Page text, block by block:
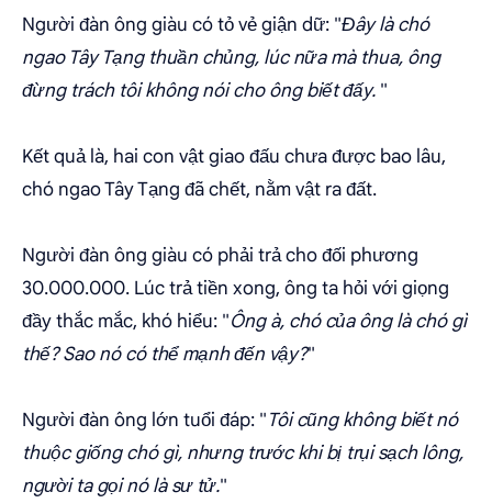
Người đàn ông giàu có tỏ vẻ giận dữ: "Đây là chó
ngao Tây Tạng thuần chủng, lúc nữa mà thua, ông
đừng trách tôi không nói cho ông biết đấy. "
Kết quả là, hai con vật giao đấu chưa được bao lâu,
chó ngao Tây Tạng đã chết, nằm vật ra đất.
Người đàn ông giàu có phải trả cho đối phương
30.000.000. Lúc trả tiền xong, ông ta hỏi với giọng
đầy thắc mắc, khó hiểu: "Ông à, chó của ông là chó gì
thế? Sao nó có thể mạnh đến vậy?"
Người đàn ông lớn tuổi đáp: "Tôi cũng không biết nó
thuộc giống chó gì, nhưng trước khi bị trụi sạch lông,
người ta gọi nó là sư tử."